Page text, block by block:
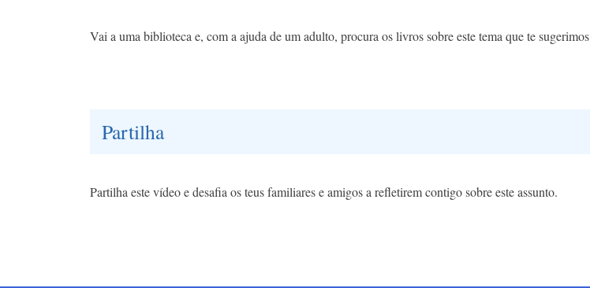
Vai a uma biblioteca e, com a ajuda de um adulto, procura os livros sobre este tema que te sugerimos
Partilha
Partilha este vídeo e desafia os teus familiares e amigos a refletirem contigo sobre este assunto.